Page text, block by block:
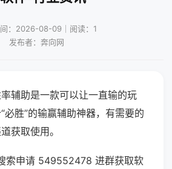
：2026-08-09｜阅读：1
发布者：奔向网
辅助是一款可以让一直输的玩
必胜”的输赢辅助神器，有需要的
获取使用。
索申请 549552478 进群获取软